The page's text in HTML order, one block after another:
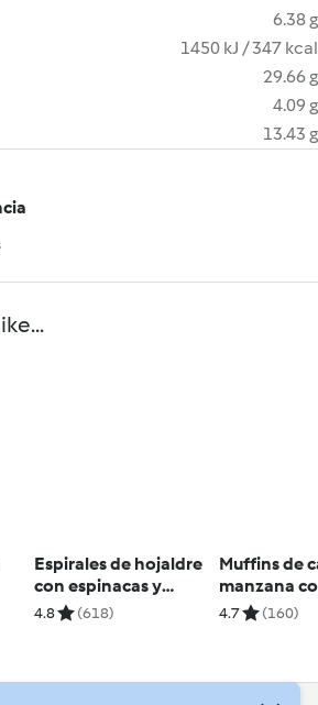
6.38 g
1450 kJ / 347 kcal
29.66 g
4.09 g
13.43 g
Espirales de hojaldre
con espinacas y
queso feta
4.8 (618)
Muffins de
manzana
de avena
4.7 (160)